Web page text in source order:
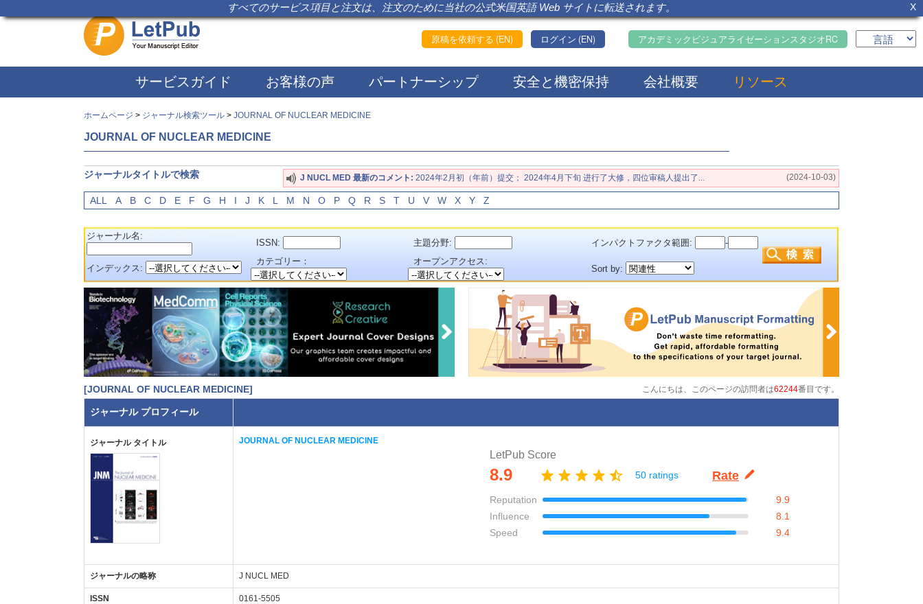
X
すべてのサービス項目と注文は、注文のために当社の公式米国英語 Web サイトに転送されます。
アカデミックビジュアライゼーションスタジオRC
ログイン (EN)
原稿を依頼する (EN)
サービスガイド お客様の声 パートナーシップ 安全と機密保持 会社概要 リソース
ホームページ > ジャーナル検索ツール > JOURNAL OF NUCLEAR MEDICINE
JOURNAL OF NUCLEAR MEDICINE
ジャーナルタイトルで検索 J NUCL MED 最新のコメント: 2024年2月初（年前）提交； 2024年4月下旬 进行了大修，四位审稿人提出了... (2024-10-03)
ALL A B C D E F G H I J K L M N O P Q R S T U V W X Y Z
ジャーナル名:
ISSN: 主題分野: インパクトファクタ範囲: -
インデックス:
カテゴリー： オープンアクセス:
Sort by:
[JOURNAL OF NUCLEAR MEDICINE] こんにちは、このページの訪問者は62244番目です。
ジャーナル プロフィール
ジャーナル タイトル JOURNAL OF NUCLEAR MEDICINE
LetPub Score
8.9 50 ratings Rate
Reputation
9.9
Influence
8.1
Speed
9.4
ジャーナルの略称 J NUCL MED
ISSN 0161-5505